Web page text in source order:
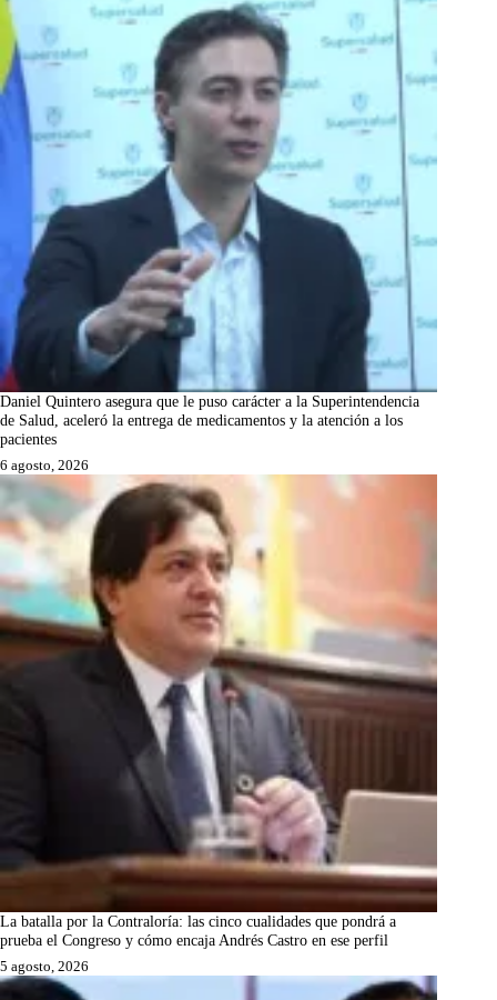
Daniel Quintero asegura que le puso carácter a la Superintendencia
de Salud, aceleró la entrega de medicamentos y la atención a los
pacientes
6 agosto, 2026
La batalla por la Contraloría: las cinco cualidades que pondrá a
prueba el Congreso y cómo encaja Andrés Castro en ese perfil
5 agosto, 2026